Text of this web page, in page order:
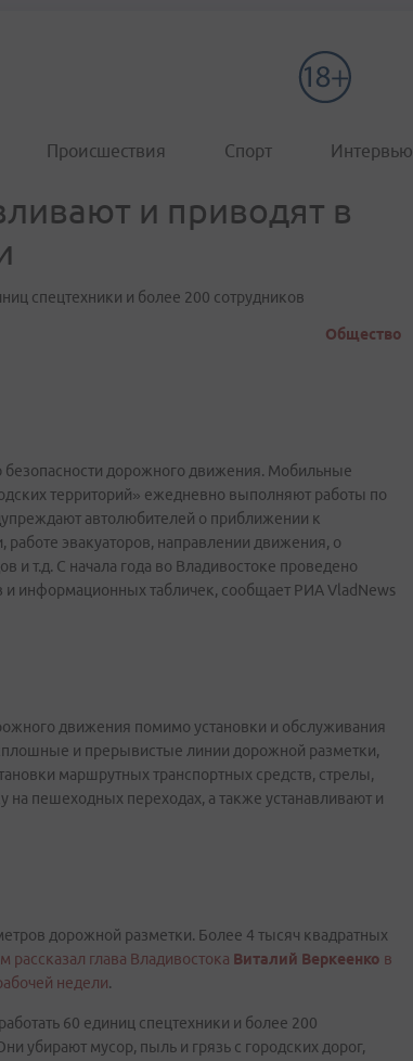
Происшествия Спорт Интервью
и приводят в
спецтехники и более 200 сотрудников
Общество
дорожного движения. Мобильные
территорий» ежедневно выполняют работы по
автолюбителей о приближении к
эвакуаторов, направлении движения, о
т.д. С начала года во Владивостоке проведено
и информационных табличек, сообщает РИА VladNews
движения помимо установки и обслуживания
и прерывистые линии дорожной разметки,
маршрутных транспортных средств, стрелы,
на пешеходных переходах, а также устанавливают и
дорожной разметки. Более 4 тысяч квадратных
рассказал глава Владивостока Виталий Веркеенко в
недели.
60 единиц спецтехники и более 200
убирают мусор, пыль и грязь с городских дорог,